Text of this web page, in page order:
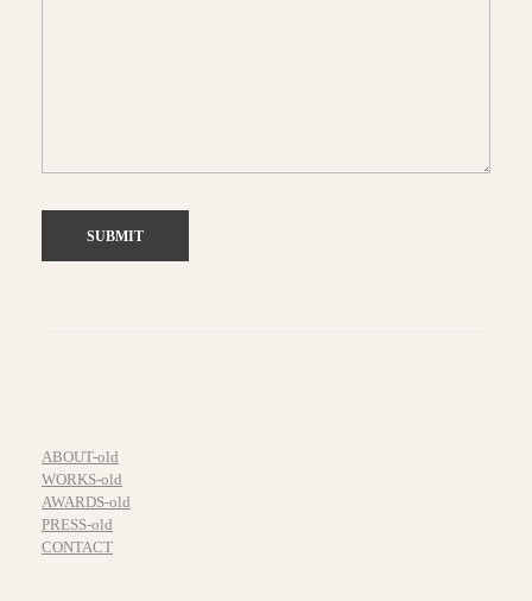
ABOUT-old
WORKS-old
AWARDS-old
PRESS-old
CONTACT